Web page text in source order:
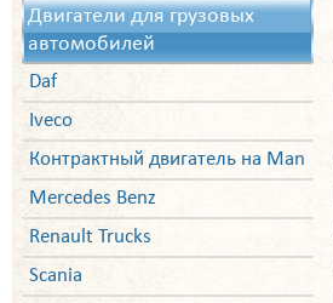
Двигатели для грузовых
автомобилей
Daf
Iveco
Контрактный двигатель на Man
Mercedes Benz
Renault Trucks
Scania